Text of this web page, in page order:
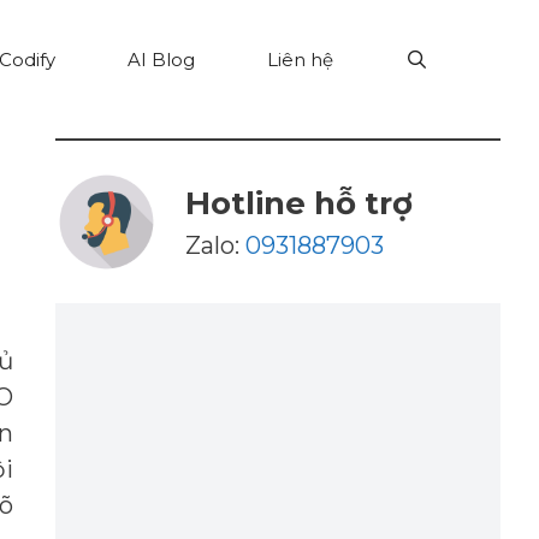
AI Blog Liên hệ
Hotline hỗ trợ
Zalo: 0931887903